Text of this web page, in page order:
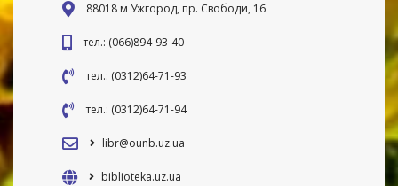
88018 м Ужгород, пр. Свободи, 16
тел.: (066)894-93-40
тел.: (0312)64-71-93
тел.: (0312)64-71-94
libr@ounb.uz.ua
biblioteka.uz.ua